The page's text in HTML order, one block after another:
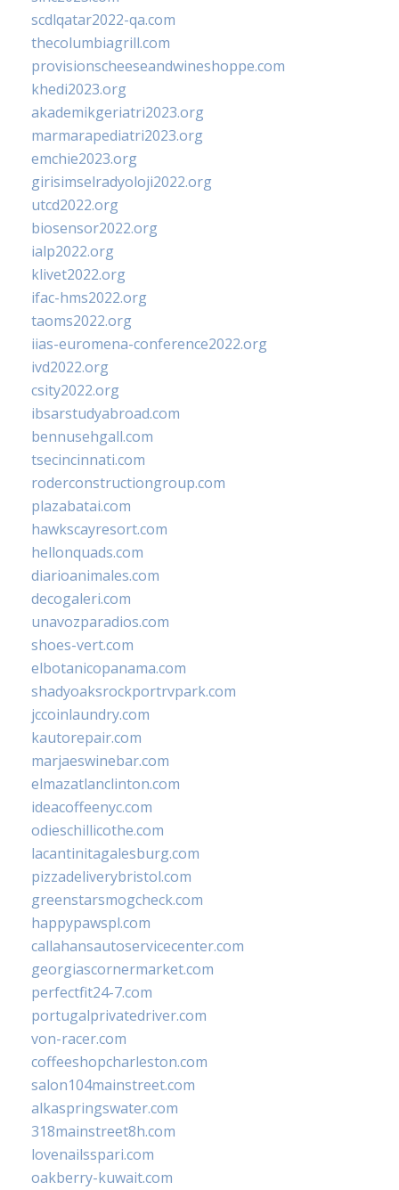
scdlqatar2022-qa.com
thecolumbiagrill.com
provisionscheeseandwineshoppe.com
khedi2023.org
akademikgeriatri2023.org
marmarapediatri2023.org
emchie2023.org
girisimselradyoloji2022.org
utcd2022.org
biosensor2022.org
ialp2022.org
klivet2022.org
ifac-hms2022.org
taoms2022.org
iias-euromena-conference2022.org
ivd2022.org
csity2022.org
ibsarstudyabroad.com
bennusehgall.com
tsecincinnati.com
roderconstructiongroup.com
plazabatai.com
hawkscayresort.com
hellonquads.com
diarioanimales.com
decogaleri.com
unavozparadios.com
shoes-vert.com
elbotanicopanama.com
shadyoaksrockportrvpark.com
jccoinlaundry.com
kautorepair.com
marjaeswinebar.com
elmazatlanclinton.com
ideacoffeenyc.com
odieschillicothe.com
lacantinitagalesburg.com
pizzadeliverybristol.com
greenstarsmogcheck.com
happypawspl.com
callahansautoservicecenter.com
georgiascornermarket.com
perfectfit24-7.com
portugalprivatedriver.com
von-racer.com
coffeeshopcharleston.com
salon104mainstreet.com
alkaspringswater.com
318mainstreet8h.com
lovenailsspari.com
oakberry-kuwait.com